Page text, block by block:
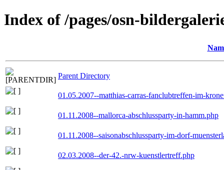
Index of /pages/osn-
Parent Directory
01.05.2007--matthias-carras-fanclubtreffen-im-
01.11.2008--mallorca-abschlussparty-in-hamm.php
01.11.2008--saisonabschlussparty-im-dorf-
02.03.2008--der-42.-nrw-kuenstlertreff.php